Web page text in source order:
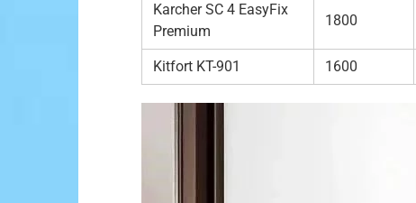
Karcher SC 4 EasyFix
Premium
1800
Kitfort KT-901 1600